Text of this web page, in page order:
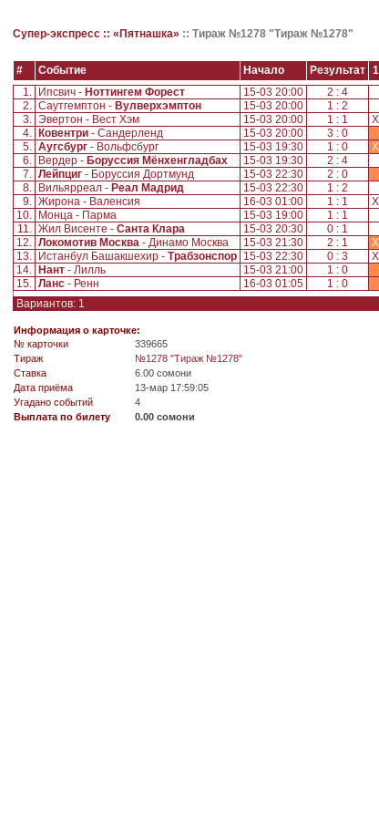
Супер-экспресс :: «Пятнашка» :: Тираж №1278 "Тираж №1278"
# Событие Начало Результат 1
1.
Ипсвич - Ноттингем Форест 15-03 20:00 2 : 4
2. Саутгемптон - Вулверхэмптон 15-03 20:00 1 : 2
3. Эвертон - Вест Хэм 15-03 20:00 1 : 1
X
4.
Ковентри - Сандерленд 15-03 20:00 3 : 0
5. Аугсбург - Вольфсбург 15-03 19:30 1 : 0
X
6.
Вердер - Боруссия Мёнхенгладбах 15-03 19:30 2 : 4
7. Лейпциг - Боруссия Дортмунд 15-03 22:30 2 : 0
8.
Вильярреал - Реал Мадрид 15-03 22:30 1 : 2
9. Жирона - Валенсия 16-03 01:00 1 : 1
X
10.
Монца - Парма 15-03 19:00 1 : 1
11. Жил Висенте - Санта Клара 15-03 20:30 0 : 1
12. Локомотив Москва - Динамо Москва 15-03 21:30 2 : 1
X
13.
Истанбул Башакшехир - Трабзонспор 15-03 22:30 0 : 3
X
14.
Нант - Лилль 15-03 21:00 1 : 0
15. Ланс - Ренн 16-03 01:05 1 : 0
Вариантов: 1
Информация о карточке:
№ карточки
339665
Tираж
№1278 "Тираж №1278"
Ставка
6.00 сомони
Дата приёма
13-мар 17:59:05
Угадано событий
4
Выплата по билету
0.00 сомони